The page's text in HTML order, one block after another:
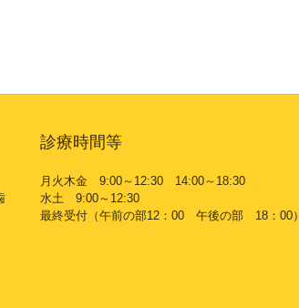
診療時間等
月火木金 9:00～12:30 14:00～18:30
水土 9:00～12:30
最終受付（午前の部12：00 午後の部 18：00）